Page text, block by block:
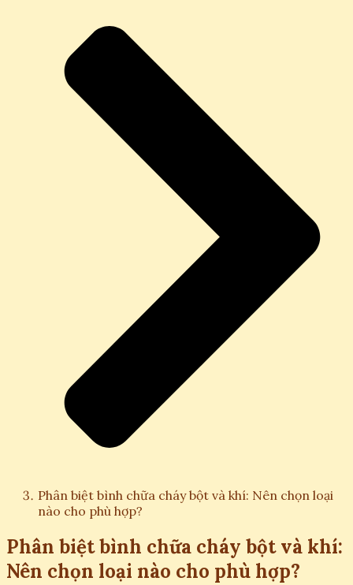
Phân biệt bình chữa cháy bột và khí: Nên chọn loại
nào cho phù hợp?
Phân biệt bình chữa cháy bột và khí:
Nên chọn loại nào cho phù hợp?